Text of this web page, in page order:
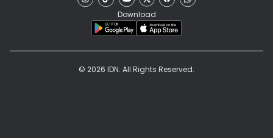
Download
© 2026 IDN. All Rights Reserved.